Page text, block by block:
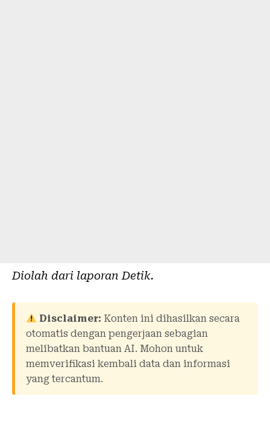
Diolah dari laporan Detik.
Disclaimer: Konten ini dihasilkan secara
otomatis dengan pengerjaan sebagian
melibatkan bantuan AI. Mohon untuk
memverifikasi kembali data dan informasi
yang tercantum.